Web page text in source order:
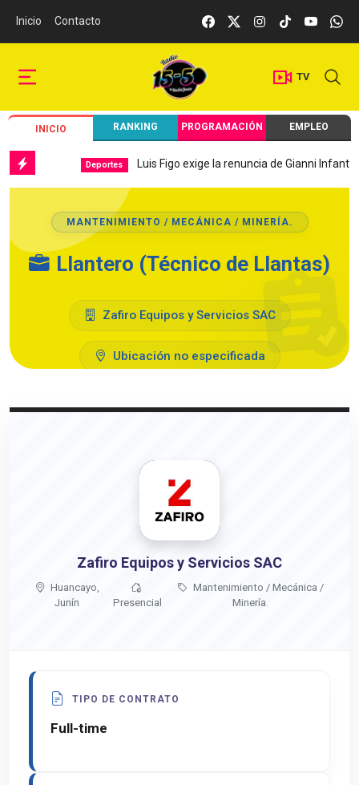
Inicio Contacto
TV
INICIO RANKING PROGRAMACIÓN EMPLEO
Deportes Luis Figo exige la renuncia de Gianni Infantino
MANTENIMIENTO / MECÁNICA / MINERÍA.
Llantero (Técnico de Llantas)
Zafiro Equipos y Servicios SAC
Ubicación no especificada
Zafiro Equipos y Servicios SAC
Huancayo,
Junín
Presencial
Mantenimiento / Mecánica /
Minería.
TIPO DE CONTRATO
Full-time